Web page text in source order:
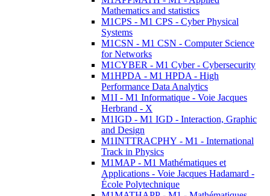
Mathematics and statistics
M1CPS - M1 CPS - Cyber Physical
Systems
M1CSN - M1 CSN - Computer Science
for Networks
M1CYBER - M1 Cyber - Cybersecurity
M1HPDA - M1 HPDA - High
Performance Data Analytics
M1I - M1 Informatique - Voie Jacques
Herbrand - X
M1IGD - M1 IGD - Interaction, Graphic
and Design
M1INTTRACPHY - M1 - International
Track in Physics
M1MAP - M1 Mathématiques et
Applications - Voie Jacques Hadamard -
École Polytechnique